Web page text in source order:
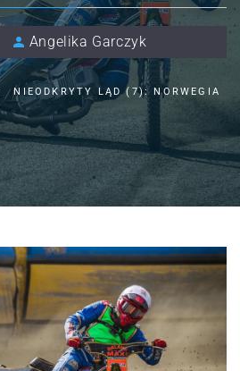
Angelika Garczyk
NIEODKRYTY LĄD (7): NORWEGIA